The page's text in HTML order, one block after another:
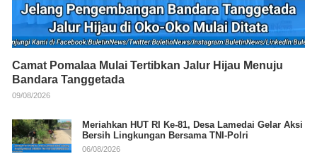
Camat Pomalaa Mulai Tertibkan Jalur Hijau Menuju
Bandara Tanggetada
09/08/2026
Meriahkan HUT RI Ke-81, Desa Lamedai Gelar Aksi
Bersih Lingkungan Bersama TNI-Polri
06/08/2026